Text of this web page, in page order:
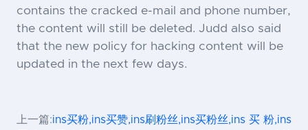
contains the cracked e-mail and phone number,
the content will still be deleted. Judd also said
that the new policy for hacking content will be
updated in the next few days.
上一篇:ins买粉,ins买赞,ins刷粉丝,ins买粉丝,ins 买 粉,ins